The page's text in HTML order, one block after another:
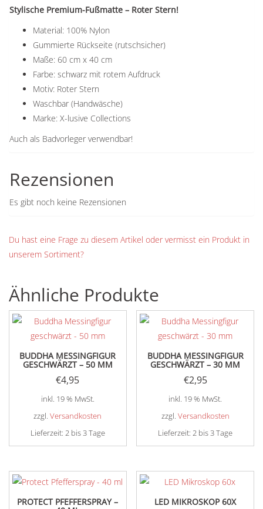
Stylische Premium-Fußmatte – Roter Stern!
Material: 100% Nylon
Gummierte Rückseite (rutschsicher)
Maße: 60 cm x 40 cm
Farbe: schwarz mit rotem Aufdruck
Motiv: Roter Stern
Waschbar (Handwäsche)
Marke: X-lusive Collections
Auch als Badvorleger verwendbar!
Rezensionen
Es gibt noch keine Rezensionen
Du hast eine Frage zu diesem Artikel oder vermisst ein Produkt in
unserem Sortiment?
Ähnliche Produkte
BUDDHA MESSINGFIGUR
GESCHWÄRZT – 50 MM
€4,95
inkl. 19 % MwSt.
zzgl.Versandkosten
Lieferzeit: 2 bis 3 Tage
BUDDHA MESSINGFIGUR
GESCHWÄRZT – 30 MM
€2,95
inkl. 19 % MwSt.
zzgl. Versandkosten
Lieferzeit:2 bis 3 Tage
PROTECT PFEFFERSPRAY – LED MIKROSKOP 60X